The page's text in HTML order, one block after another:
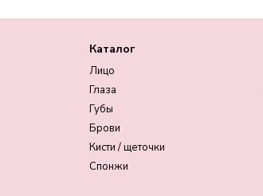
Каталог
Лицо
Глаза
Губы
Брови
Кисти / щеточки
Спонжи